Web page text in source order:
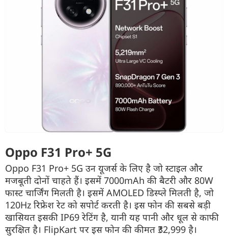
Oppo F31 Pro+ 5G
Oppo F31 Pro+ 5G उन यूजर्स के लिए है जो स्टाइल और
मजबूती दोनों चाहते हैं। इसमें 7000mAh की बैटरी और 80W
फास्ट चार्जिंग मिलती है। इसमें AMOLED डिस्प्ले मिलती है, जो
120Hz रिफ्रेश रेट को सपोर्ट करती है। इस फोन की सबसे बड़ी
खासियत इसकी IP69 रेटिंग है, यानी यह पानी और धूल से काफी
सुरक्षित है। FlipKart पर इस फोन की कीमत ₹32,999 है।